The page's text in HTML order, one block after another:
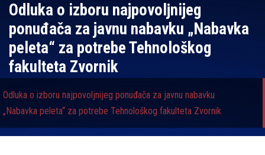
Odluka o izboru najpovolјnijeg
ponuđača za javnu nabavku „Nabavka
peleta“ za potrebe Tehnološkog
fakulteta Zvornik
Odluka o izboru najpovolјnijeg ponuđača za javnu nabavku
„Nabavka peleta“ za potrebe Tehnološkog fakulteta Zvornik